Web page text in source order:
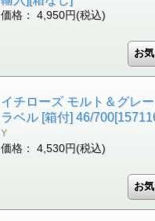
価格： 4,950円(税込)
イチローズ モルト＆グレ
ラベル [箱付] 46/
Y
価格： 4,530円(税込)